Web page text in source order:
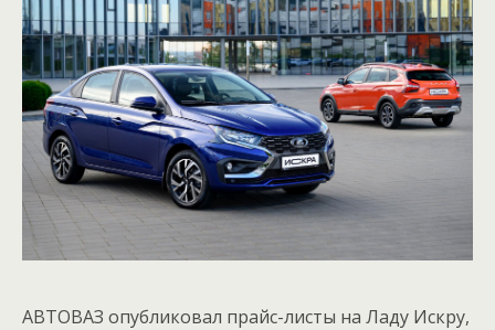
АВТОВАЗ опубликовал прайс-листы на Ладу Искру,